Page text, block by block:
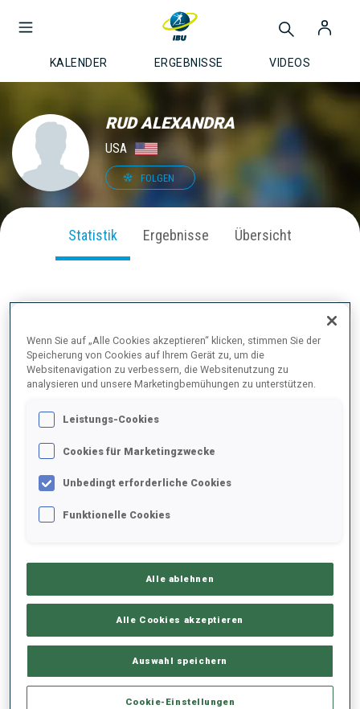
KALENDER ERGEBNISSE VIDEOS
RUD ALEXANDRA
USA
FOLGEN
Statistik Ergebnisse Übersicht
PERFORMANCE
Keine Daten vorhanden
Keine Daten vorhanden
STEHENDSCHIESSEN
Wenn Sie auf „Alle Cookies akzeptieren“ klicken, stimmen Sie der
Speicherung von Cookies auf Ihrem Gerät zu, um die
Websitenavigation zu verbessern, die Websitenutzung zu
analysieren und unsere Marketingbemühungen zu unterstützen.
Leistungs-Cookies
Cookies für Marketingzwecke
Unbedingt erforderliche Cookies
Funktionelle Cookies
Alle ablehnen
Alle Cookies akzeptieren
Auswahl speichern
Cookie-Einstellungen